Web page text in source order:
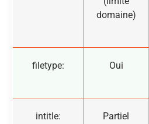
domaine)
filetype: Oui
intitle:
Partiel